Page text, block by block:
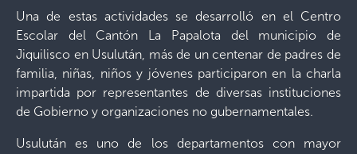
Una de estas actividades se desarrolló en el Centro
Escolar del Cantón La Papalota del municipio de
Jiquilisco en Usulután, más de un centenar de padres de
familia, niñas, niños y jóvenes participaron en la charla
impartida por representantes de diversas instituciones
de Gobierno y organizaciones no gubernamentales.
Usulután es uno de los departamentos con mayor